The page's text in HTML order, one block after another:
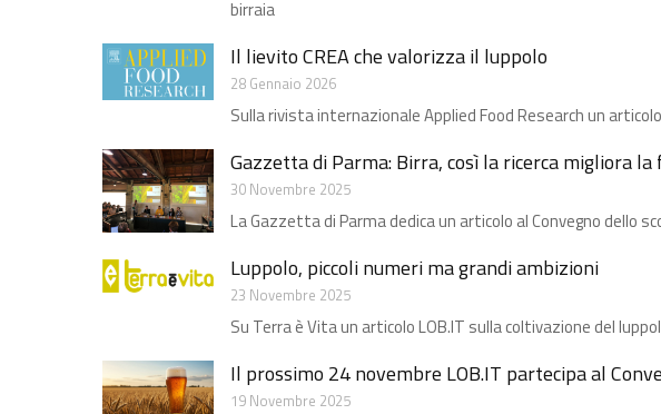
birraia
Il lievito CREA che valorizza il luppolo​
28 Gennaio 2026
Sulla rivista internazionale Applied Food Research un
Gazzetta di Parma: Birra, così la ricerca migliora
30 Novembre 2025
La Gazzetta di Parma dedica un articolo al Convegno dello
Luppolo, piccoli numeri ma grandi ambizioni​
23 Novembre 2025
Su Terra è Vita un articolo LOB.IT sulla coltivazione del
Il prossimo 24 novembre LOB.IT partecipa al
19 Novembre 2025